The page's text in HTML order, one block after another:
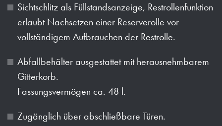
Sichtschlitz als Füllstandsanzeige, Restrollenfunktion
erlaubt Nachsetzen einer Reserverolle vor
vollständigem Aufbrauchen der Restrolle.
Abfallbehälter ausgestattet mit herausnehmbarem
Gitterkorb.
Fassungsvermögen ca. 48 l.
Zugänglich über abschließbare Türen.